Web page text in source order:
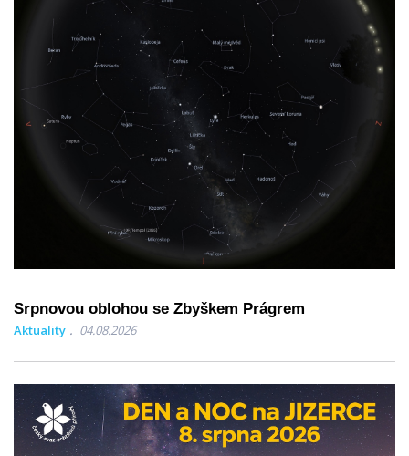
Srpnovou oblohou se Zbyškem Prágrem
Aktuality 04.08.2026